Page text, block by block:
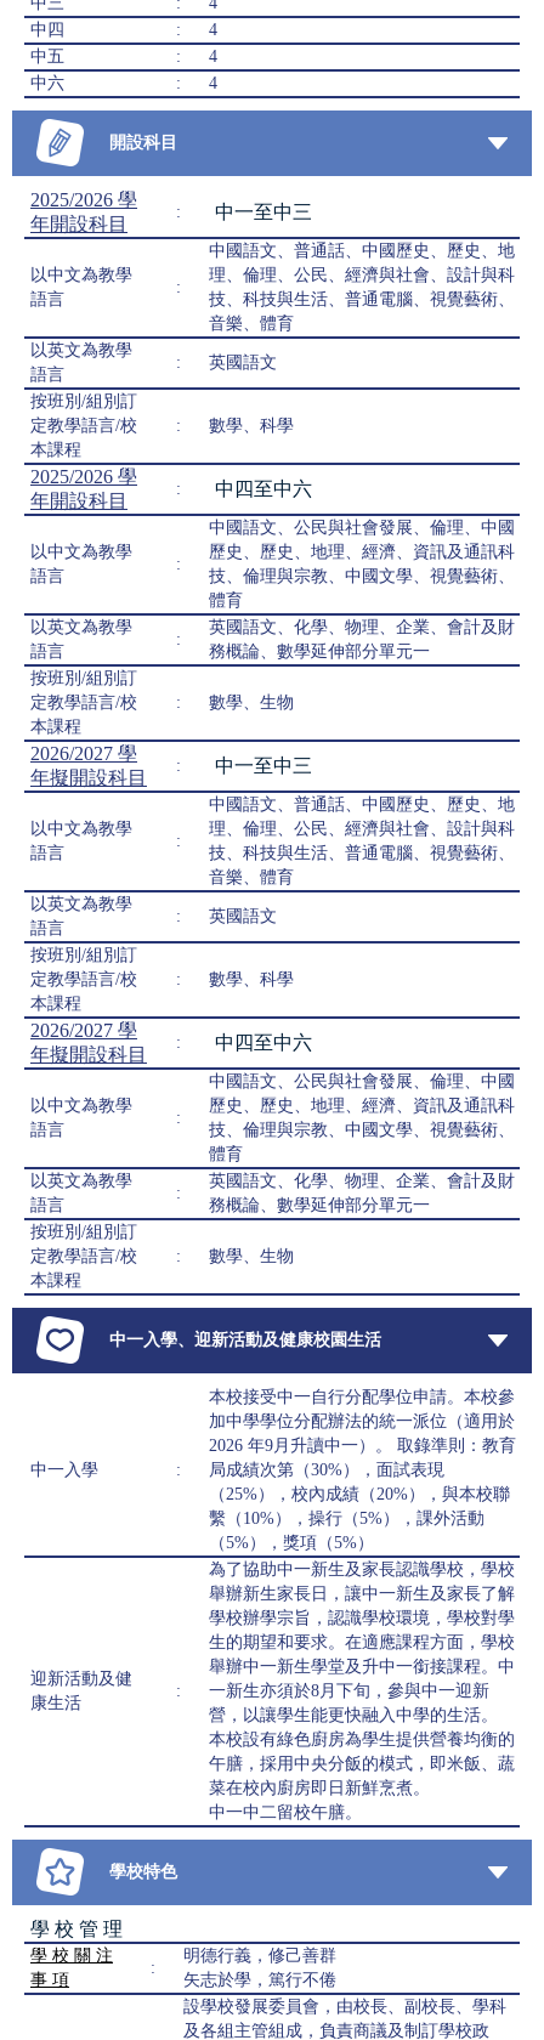
中四
:
4
中五
:
4
中六
: 4
開設科目
2025/2026 學
年開設科目
: 中一至中三
以中文為教學
語言
:
中國語文、普通話、中國歷史、歷史、地
理、倫理、公民、經濟與社會、設計與科
技、科技與生活、普通電腦、視覺藝術、
音樂、體育
以英文為教學
語言
: 英國語文
按班別/組別訂
定教學語言/校
本課程
: 數學、科學
2025/2026 學
年開設科目
: 中四至中六
以中文為教學
語言
:
中國語文、公民與社會發展、倫理、中國
歷史、歷史、地理、經濟、資訊及通訊科
技、倫理與宗教、中國文學、視覺藝術、
體育
以英文為教學
語言
:
英國語文、化學、物理、企業、會計及財
務概論、數學延伸部分單元一
按班別/組別訂
定教學語言/校
本課程
: 數學、生物
2026/2027 學
年擬開設科目
: 中一至中三
以中文為教學
語言
:
中國語文、普通話、中國歷史、歷史、地
理、倫理、公民、經濟與社會、設計與科
技、科技與生活、普通電腦、視覺藝術、
音樂、體育
以英文為教學
語言
: 英國語文
按班別/組別訂
定教學語言/校
本課程
: 數學、科學
2026/2027 學
年擬開設科目
: 中四至中六
以中文為教學
語言
:
中國語文、公民與社會發展、倫理、中國
歷史、歷史、地理、經濟、資訊及通訊科
技、倫理與宗教、中國文學、視覺藝術、
體育
以英文為教學
語言
:
英國語文、化學、物理、企業、會計及財
務概論、數學延伸部分單元一
按班別/組別訂
定教學語言/校
本課程
: 數學、生物
中一入學、迎新活動及健康校園生活
中一入學 :
本校接受中一自行分配學位申請。本校參
加中學學位分配辦法的統一派位（適用於
2026 年9月升讀中一）。 取錄準則：教育
局成績次第（30%），面試表現
（25%），校內成績（20%），與本校聯
繫（10%），操行（5%），課外活動
（5%），獎項（5%）
迎新活動及健
康生活
:
為了協助中一新生及家長認識學校，學校
舉辦新生家長日，讓中一新生及家長了解
學校辦學宗旨，認識學校環境，學校對學
生的期望和要求。在適應課程方面，學校
舉辦中一新生學堂及升中一銜接課程。中
一新生亦須於8月下旬，參與中一迎新
營，以讓學生能更快融入中學的生活。
本校設有綠色廚房為學生提供營養均衡的
午膳，採用中央分飯的模式，即米飯、蔬
菜在校內廚房即日新鮮烹煮。
中一中二留校午膳。
學校特色
學 校 管 理
學 校 關 注
事 項
:
明德行義，修己善群
矢志於學，篤行不倦
設學校發展委員會，由校長、副校長、學科
及各組主管組成，負責商議及制訂學校政